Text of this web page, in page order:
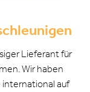
Lieferant für
Wir haben
auf